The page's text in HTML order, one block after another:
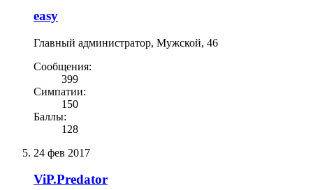
easy
Главный администратор, Мужской, 46
Сообщения:
399
Симпатии:
150
Баллы:
128
24 фев 2017
ViP.Predator